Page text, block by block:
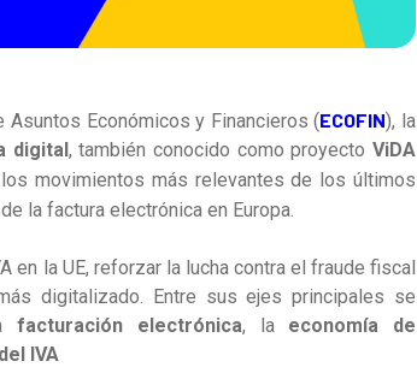
Asuntos Económicos y Financieros (ECOFIN), la
digital , también conocido como proyectoViDA
movimientos más relevantes de los últimos
la factura electrónica en Europa.
la UE, reforzar la lucha contra el fraude fiscal
digitalizado. Entre sus ejes principales se
facturación electrónica, la economía de
IVA